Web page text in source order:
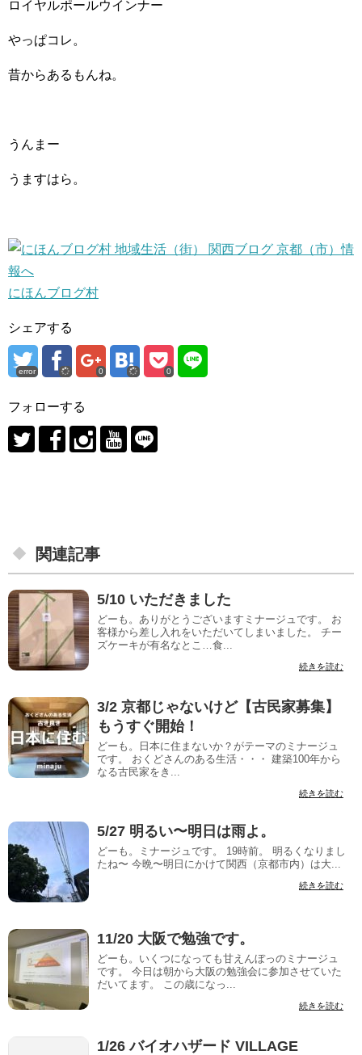
ロイヤルポールウインナー
やっぱコレ。
昔からあるもんね。
うんまー
うますはら。
にほんブログ村
シェアする
error 0 0
フォローする
関連記事
5/10 いただきました
どーも。ありがとうございますミナージュです。 お
客様から差し入れをいただいてしまいました。 チー
ズケーキが有名なとこ…食...
続きを読む
3/2 京都じゃないけど【古民家募集】
もうすぐ開始！
どーも。日本に住まないか？がテーマのミナージュ
です。 おくどさんのある生活・・・ 建築100年から
なる古民家をき...
続きを読む
5/27 明るい〜明日は雨よ。
どーも。ミナージュです。 19時前。 明るくなりまし
たね〜 今晩〜明日にかけて関西（京都市内）は大...
続きを読む
11/20 大阪で勉強です。
どーも。いくつになっても甘えんぼっのミナージュ
です。 今日は朝から大阪の勉強会に参加させていた
だいてます。 この歳になっ...
続きを読む
1/26 バイオハザード VILLAGE